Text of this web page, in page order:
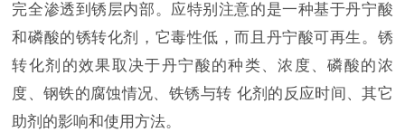
完全渗透到锈层内部。应特别注意的是一种基于丹宁酸
和磷酸的锈转化剂，它毒性低，而且丹宁酸可再生。锈
转化剂的效果取决于丹宁酸的种类、浓度、磷酸的浓
度、钢铁的腐蚀情况、铁锈与转 化剂的反应时间、其它
助剂的影响和使用方法。